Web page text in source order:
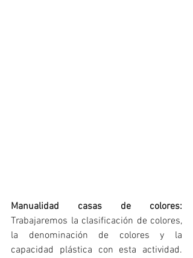
Manualidad casas de colores:
Trabajaremos la clasificación de colores,
la denominación de colores y la
capacidad plástica con esta actividad.